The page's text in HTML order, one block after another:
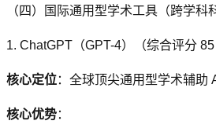
（四）国际通用型学术工具（跨学科
1. ChatGPT（GPT-4）（综合评分 85
核心定位：全球顶尖通用型学术辅助
核心优势：